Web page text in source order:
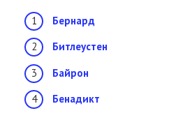
Бернард
Битлеустен
Байрон
Бенадикт